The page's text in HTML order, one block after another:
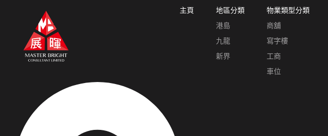
主頁
地區分類
港島
九龍
新界
物業類型分類
商舖
寫字樓
工商
車位